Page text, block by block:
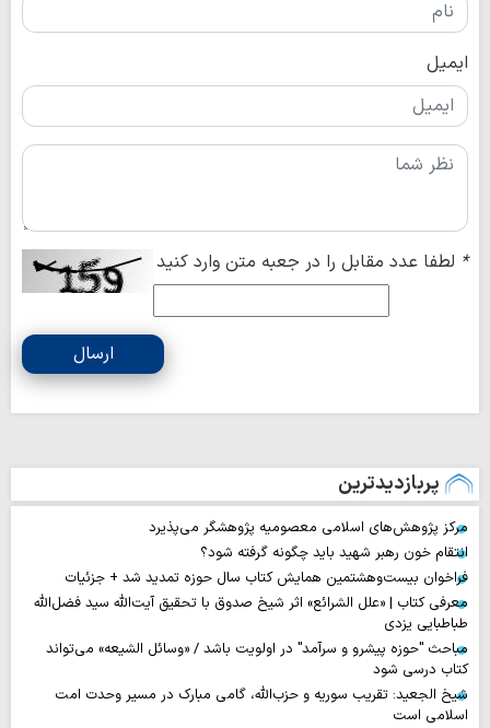
ایمیل
* لطفا عدد مقابل را در جعبه متن وارد کنید
ارسال
پربازدیدترین
مرکز پژوهش‌های اسلامی معصومیه پژوهشگر می‌پذیرد
انتقام خون رهبر شهید باید چگونه گرفته شود؟
فراخوان بیست‌وهشتمین همایش کتاب سال حوزه تمدید شد + جزئیات
معرفی کتاب | «علل الشرائع» اثر شیخ صدوق با تحقیق آیت‌الله سید فضل‌الله
طباطبایی یزدی
مباحث "حوزه پیشرو و سرآمد" در اولویت باشد / «وسائل الشیعه» می‌تواند
کتاب درسی شود
شیخ الجعید: تقریب سوریه و حزب‌الله، گامی مبارک در مسیر وحدت امت
اسلامی است